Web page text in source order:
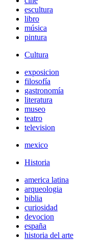
escultura
libro
música
pintura
Cultura
exposicion
filosofía
gastronomía
literatura
museo
teatro
television
mexico
Historia
america latina
arqueologia
biblia
curiosidad
devocion
españa
historia del arte